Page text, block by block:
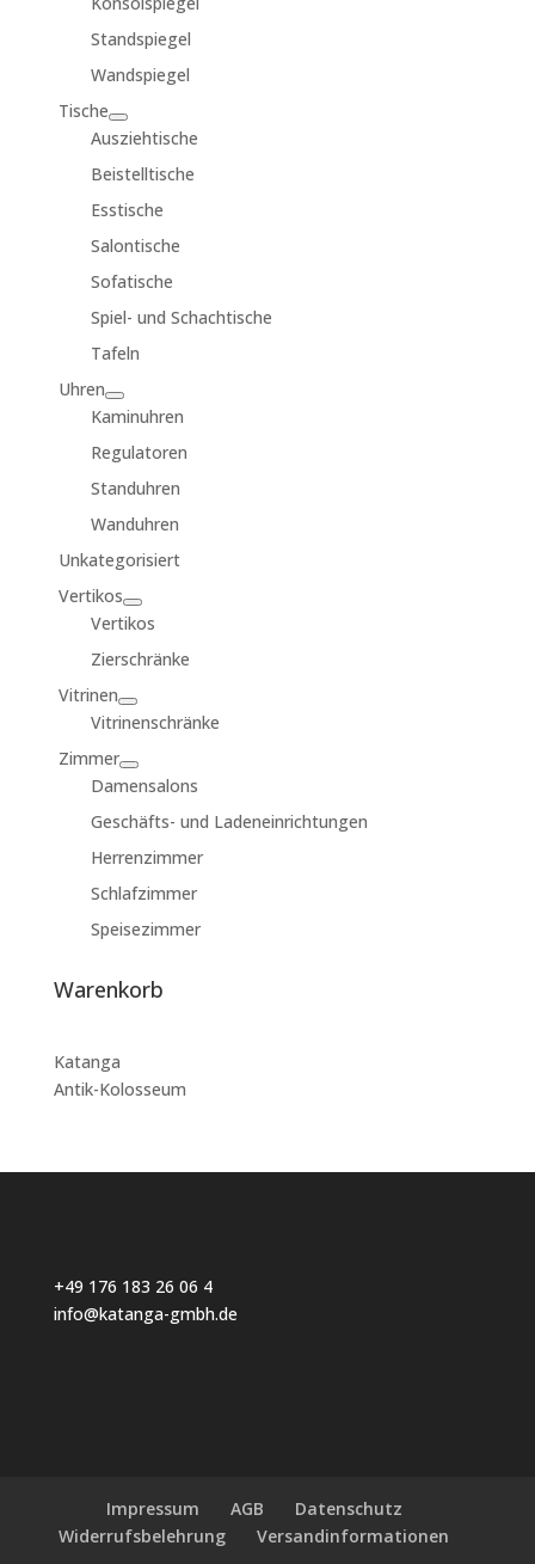
Standspiegel
Wandspiegel
Tische
Ausziehtische
Beistelltische
Esstische
Salontische
Sofatische
Spiel- und Schachtische
Tafeln
Uhren
Kaminuhren
Regulatoren
Standuhren
Wanduhren
Unkategorisiert
Vertikos
Vertikos
Zierschränke
Vitrinen
Vitrinenschränke
Zimmer
Damensalons
Geschäfts- und Ladeneinrichtungen
Herrenzimmer
Schlafzimmer
Speisezimmer
Warenkorb
Katanga
Antik-Kolosseum
+49 176 183 26 06 4
info@katanga-gmbh.de
Impressum AGB
Datenschutz
Widerrufsbelehrung
Versandinformationen